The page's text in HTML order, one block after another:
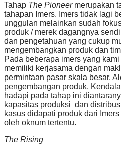
Tahap The Pioneermerupakan
tahapan Imers. Imers tidak lagi
unggulan melainkan sudah
produk / merek dagangnya
dan pengetahuan yang cukup
mengembangkan produk dan
Pada beberapa imers yang
memiliki kerjasama dengan
permintaan pasar skala besar.
pengembangan produk.
hadapi pada tahap ini
kapasitas produksi dan
kasus didapati produk dari
oleh oknum tertentu.
The Rising